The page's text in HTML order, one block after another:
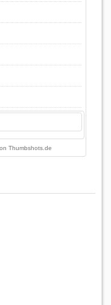
Thumbshots.de